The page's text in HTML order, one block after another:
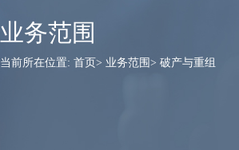
业务范围
当前所在位置: 首页> 业务范围 > 破产与重组